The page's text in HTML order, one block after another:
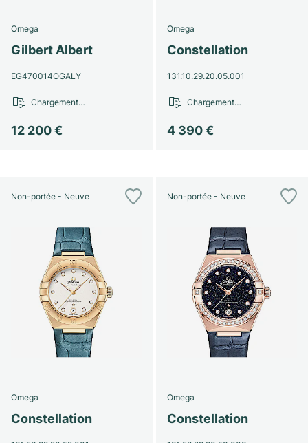
Omega
Gilbert Albert
EG470014OGALY
12 200 €
Chargement…
Omega
Constellation
131.10.29.20.05.001
4 390 €
Chargement…
Non-portée - Neuve
Omega
Constellation
Non-portée - Neuve
Omega
Constellation